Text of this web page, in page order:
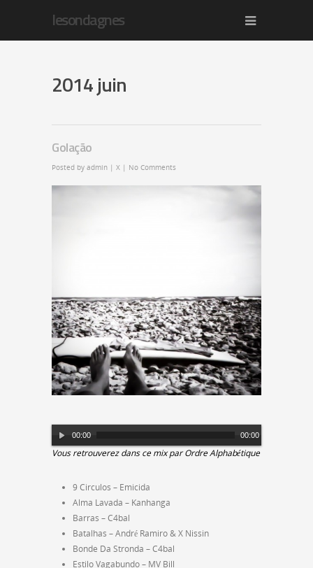
lesondagnes
2014 juin
Golação
Posted by admin | X | No Comments
Lecteur
audio
00:00 00:00
Vous retrouverez dans ce mix par Ordre Alphabétique
9 Circulos – Emicida
Alma Lavada – Kanhanga
Barras – C4bal
Batalhas – André Ramiro & X Nissin
Bonde Da Stronda – C4bal
Estilo Vagabundo – MV Bill